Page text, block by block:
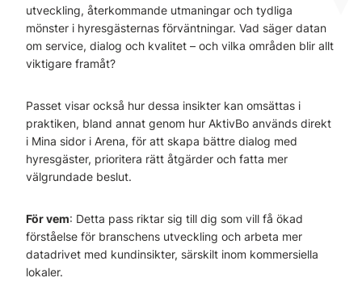
utveckling, återkommande utmaningar och tydliga
mönster i hyresgästernas förväntningar. Vad säger datan
om service, dialog och kvalitet – och vilka områden blir allt
viktigare framåt?
Passet visar också hur dessa insikter kan omsättas i
praktiken, bland annat genom hur AktivBo används direkt
i Mina sidor i Arena, för att skapa bättre dialog med
hyresgäster, prioritera rätt åtgärder och fatta mer
välgrundade beslut.
För vem: Detta pass riktar sig till dig som vill få ökad
förståelse för branschens utveckling och arbeta mer
datadrivet med kundinsikter, särskilt inom kommersiella
lokaler.